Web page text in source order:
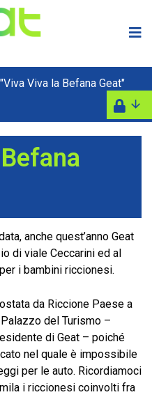
"Viva Viva la Befana Geat"
anche quest’anno Geat
di viale Ceccarini ed al
i bambini riccionesi.
da Riccione Paese a
del Turismo –
di Geat – poiché
nel quale è impossibile
per le auto. Ricordiamoci
i riccionesi coinvolti fra